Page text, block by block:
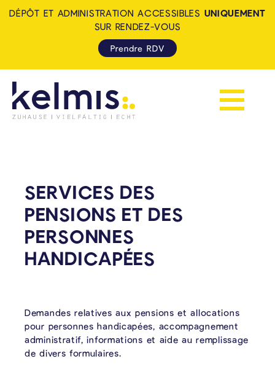
Afficher la
DÉPÔT ET ADMINISTRATION ACCESSIBLES UNIQUEMENT
SUR RENDEZ-VOUS
Prendre RDV
SERVICES DES
PENSIONS ET DES
PERSONNES
HANDICAPÉES
Demandes relatives aux pensions et allocations
pour personnes handicapées, accompagnement
administratif, informations et aide au remplissage
de divers formulaires.